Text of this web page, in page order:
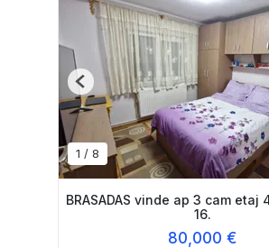
1 / 8
Previous
BRASADAS vinde ap 3 cam etaj
16.
80,000 €